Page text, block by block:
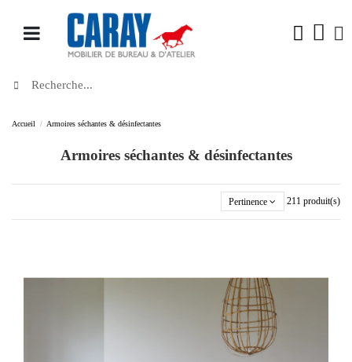
Accueil Armoires séchantes & désinfectantes
Armoires séchantes & désinfectantes
Pertinence 211 produit(s)